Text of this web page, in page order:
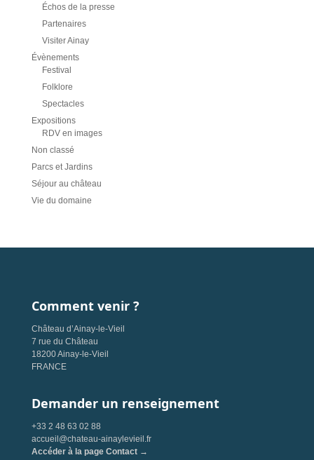
Échos de la presse
Partenaires
Visiter Ainay
Évènements
Festival
Folklore
Spectacles
Expositions
RDV en images
Non classé
Parcs et Jardins
Séjour au château
Vie du domaine
Comment venir ?
Château d’Ainay-le-Vieil
7 rue du Château
18200 Ainay-le-Vieil
FRANCE
Demander un renseignement
+33 2 48 63 02 88
accueil@chateau-ainaylevieil.fr
Accéder à la page Contact →